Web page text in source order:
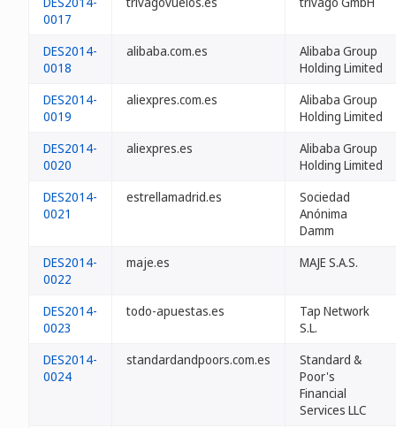
0017
DES2014-
0018
alibaba.com.es
Alibaba Group
Holding Limited
DES2014-
0019
aliexpres.com.es
Alibaba Group
Holding Limited
DES2014-
0020
aliexpres.es
Alibaba Group
Holding Limited
DES2014-
0021
estrellamadrid.es
Sociedad
Anónima
Damm
DES2014-
0022
maje.es MAJE S.A.S.
DES2014-
0023
todo-apuestas.es
Tap Network
S.L.
DES2014-
0024
standardandpoors.com.es
Standard &
Poor's
Financial
Services LLC